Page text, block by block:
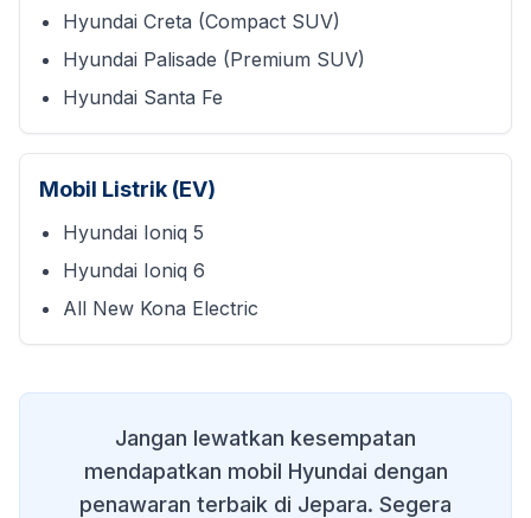
Hyundai Creta (Compact SUV)
Hyundai Palisade (Premium SUV)
Hyundai Santa Fe
Mobil Listrik (EV)
Hyundai Ioniq 5
Hyundai Ioniq 6
All New Kona Electric
Jangan lewatkan kesempatan
mendapatkan mobil Hyundai dengan
penawaran terbaik di Jepara. Segera